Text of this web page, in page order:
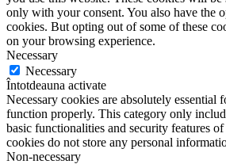
only with your consent. You also have the
cookies. But opting out of some of these
on your browsing experience.
Necessary
Necessary
Întotdeauna activate
Necessary cookies are absolutely essential
function properly. This category only
basic functionalities and security features
cookies do not store any personal
Non-necessary